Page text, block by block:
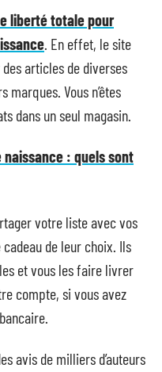
liberté totale pour
. En effet, le site
articles de diverses
Vous n’êtes
dans un seul magasin.
naissance : quels sont
votre liste avec vos
de leur choix. Ils
et vous les faire livrer
compte, si vous avez
avis de milliers d’auteurs